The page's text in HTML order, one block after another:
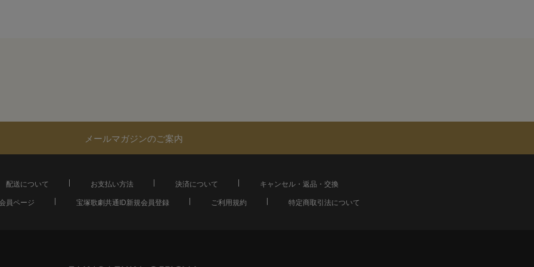
メールマガジンのご案内
配送について お支払い方法 決済について
キャンセル・返品・交換
員ページ 宝塚歌劇共通ID新規会員登録 ご利用規約 特定商取引法について